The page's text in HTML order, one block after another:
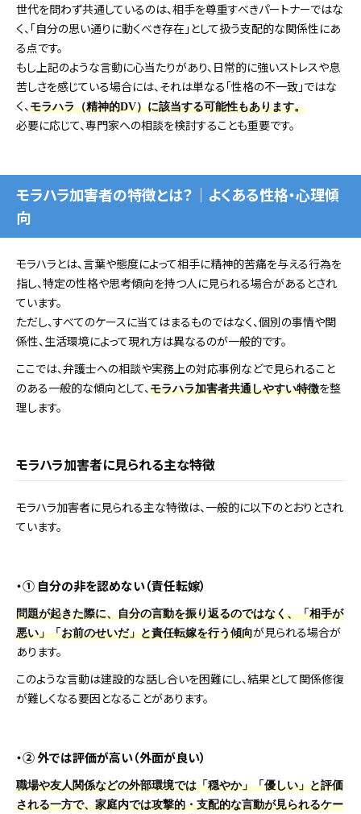
世代を問わず共通しているのは、相手を尊重すべきパートナーではな
く、「自分の思い通りに動くべき存在」として扱う支配的な関係性にあ
る点です。
もし上記のような言動に心当たりがあり、日常的に強いストレスや息
苦しさを感じている場合には、それは単なる「性格の不一致」ではな
く、モラハラ（精神的DV）に該当する可能性もあります。
必要に応じて、専門家への相談を検討することも重要です。
モラハラ加害者の特徴とは？｜よくある性格・心理傾
向
モラハラとは、言葉や態度によって相手に精神的苦痛を与える行為を
指し、特定の性格や思考傾向を持つ人に見られる場合があるとされ
ています。
ただし、すべてのケースに当てはまるものではなく、個別の事情や関
係性、生活環境によって現れ方は異なるのが一般的です。
ここでは、弁護士への相談や実務上の対応事例などで見られること
のある一般的な傾向として、モラハラ加害者共通しやすい特徴を整
理します。
モラハラ加害者に見られる主な特徴
モラハラ加害者に見られる主な特徴は、一般的に以下のとおりとされ
ています。
・① 自分の非を認めない（責任転嫁）
問題が起きた際に、自分の言動を振り返るのではなく、「相手が
悪い」「お前のせいだ」と責任転嫁を行う傾向が見られる場合が
あります。
このような言動は建設的な話し合いを困難にし、結果として関係修復
が難しくなる要因となることがあります。
・② 外では評価が高い（外面が良い）
職場や友人関係などの外部環境では「穏やか」「優しい」と評価
される一方で、家庭内では攻撃的・支配的な言動が見られるケー